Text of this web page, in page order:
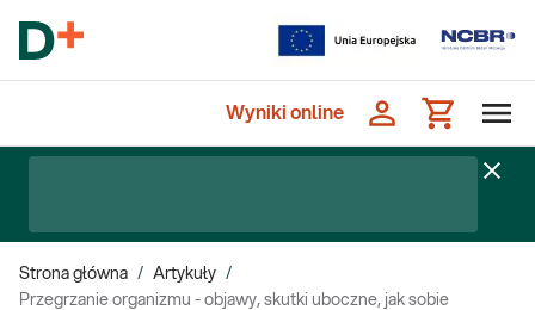
Wyniki online
Strona główna / Artykuły /
Przegrzanie organizmu - objawy, skutki uboczne, jak sobie